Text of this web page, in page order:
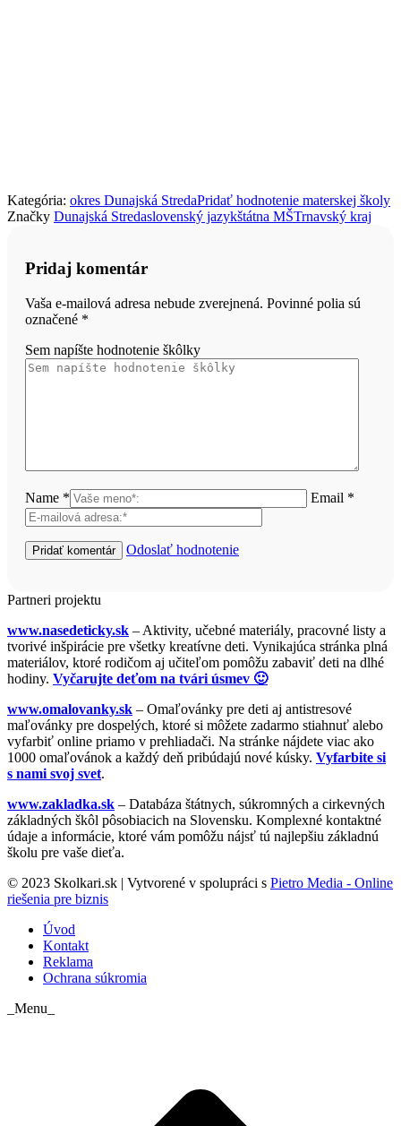
Kategória: okres Dunajská StredaPridať hodnotenie materskej školy
Značky Dunajská Stredaslovenský jazykštátna MŠTrnavský kraj
Pridaj komentár
Vaša e-mailová adresa nebude zverejnená. Povinné polia sú
označené *
Sem napíšte hodnotenie škôlky
Name * Email *
Odoslať hodnotenie
Partneri projektu
www.nasedeticky.sk – Aktivity, učebné materiály, pracovné listy a
tvorivé inšpirácie pre všetky kreatívne deti. Vynikajúca stránka plná
materiálov, ktoré rodičom aj učiteľom pomôžu zabaviť deti na dlhé
hodiny. Vyčarujte deťom na tvári úsmev 🙂
www.omalovanky.sk – Omaľovánky pre deti aj antistresové
maľovánky pre dospelých, ktoré si môžete zadarmo stiahnuť alebo
vyfarbiť online priamo v prehliadači. Na stránke nájdete viac ako
1000 omaľovánok a každý deň pribúdajú nové kúsky. Vyfarbite si
s nami svoj svet.
www.zakladka.sk – Databáza štátnych, súkromných a cirkevných
základných škôl pôsobiacich na Slovensku. Komplexné kontaktné
údaje a informácie, ktoré vám pomôžu nájsť tú najlepšiu základnú
školu pre vaše dieťa.
© 2023 Skolkari.sk | Vytvorené v spolupráci s Pietro Media - Online
riešenia pre biznis
Úvod
Kontakt
Reklama
Ochrana súkromia
_Menu_